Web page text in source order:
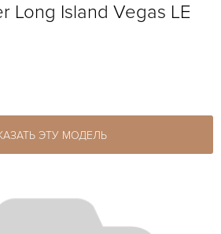
Long Island Vegas LE
ЭТУ МОДЕЛЬ